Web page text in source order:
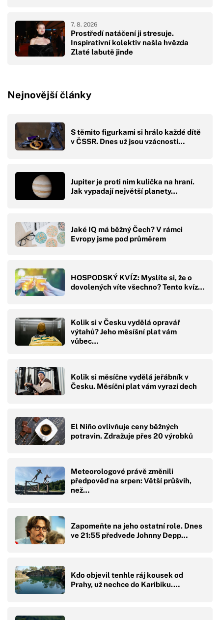
Prostředí natáčení ji stresuje.
Inspirativní kolektiv našla hvězda
Zlaté labutě jinde
7. 8. 2026
Nejnovější články
S těmito figurkami si hrálo každé dítě
v ČSSR. Dnes už jsou vzácností…
Jupiter je proti nim kulička na hraní.
Jak vypadají největší planety…
Jaké IQ má běžný Čech? V rámci
Evropy jsme pod průměrem
HOSPODSKÝ KVÍZ: Myslíte si, že o
dovolených víte všechno? Tento kvíz…
Kolik si v Česku vydělá opravář
výtahů? Jeho měsíšní plat vám
vůbec…
Kolik si měsíčne vydělá jeřábník v
Česku. Měsíční plat vám vyrazí dech
El Niño ovlivňuje ceny běžných
potravin. Zdražuje přes 20 výrobků
Meteorologové právě změnili
předpověď na srpen: Větší průšvih,
než…
Zapomeňte na jeho ostatní role. Dnes
ve 21:55 předvede Johnny Depp…
Kdo objevil tenhle ráj kousek od
Prahy, už nechce do Karibiku.…